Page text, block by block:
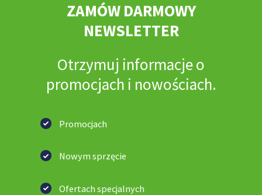
ZAMÓW DARMOWY
NEWSLETTER
Otrzymuj informacje o
promocjach i nowościach.
Promocjach
Nowym sprzęcie
Ofertach specjalnych